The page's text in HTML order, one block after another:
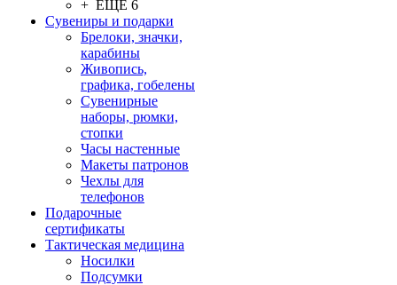
+ ЕЩЕ 6
Сувениры и подарки
Брелоки, значки,
карабины
Живопись,
графика, гобелены
Сувенирные
наборы, рюмки,
стопки
Часы настенные
Макеты патронов
Чехлы для
телефонов
Подарочные
сертификаты
Тактическая медицина
Носилки
Подсумки